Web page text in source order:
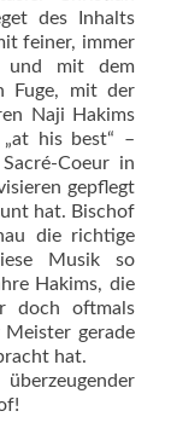
des Inhalts
feiner, immer
und mit dem
Fuge, mit der
Naji Hakims
his best“ –
Coeur in
gepflegt
hat. Bischof
die richtige
Musik so
Hakims, die
doch oftmals
gerade
hat.